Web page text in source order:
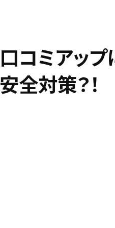
口コミアッ
安全対策？！